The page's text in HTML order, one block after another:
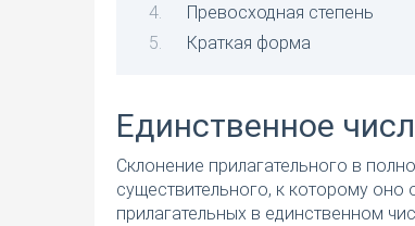
Превосходная степень
Краткая форма
Единственное
Склонение прилагательного в
существительного, к которому оно
прилагательных в единственном